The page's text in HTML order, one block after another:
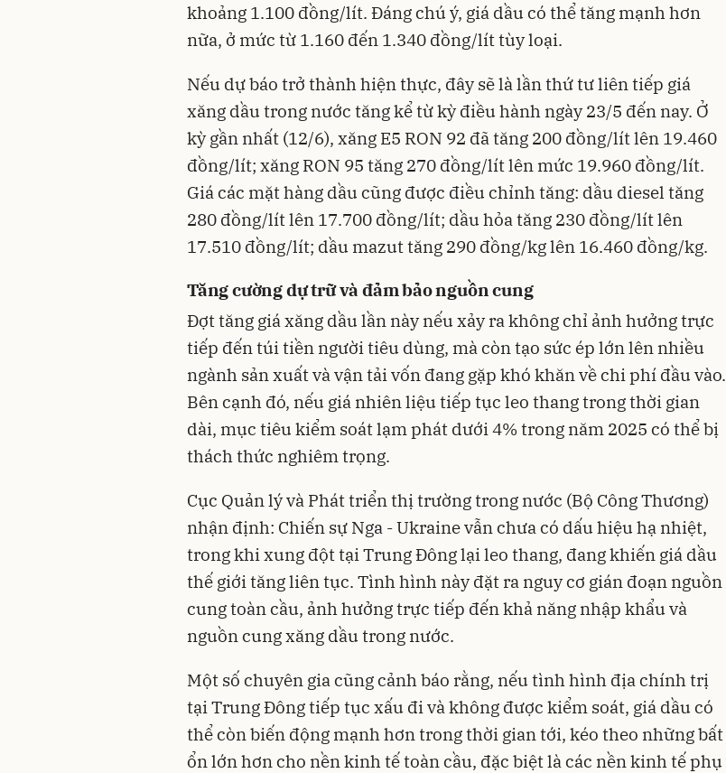
khoảng 1.100 đồng/lít. Đáng chú ý, giá dầu có thể tăng mạnh hơn
nữa, ở mức từ 1.160 đến 1.340 đồng/lít tùy loại.
Nếu dự báo trở thành hiện thực, đây sẽ là lần thứ tư liên tiếp giá
xăng dầu trong nước tăng kể từ kỳ điều hành ngày 23/5 đến nay. Ở
kỳ gần nhất (12/6), xăng E5 RON 92 đã tăng 200 đồng/lít lên 19.460
đồng/lít; xăng RON 95 tăng 270 đồng/lít lên mức 19.960 đồng/lít.
Giá các mặt hàng dầu cũng được điều chỉnh tăng: dầu diesel tăng
280 đồng/lít lên 17.700 đồng/lít; dầu hỏa tăng 230 đồng/lít lên
17.510 đồng/lít; dầu mazut tăng 290 đồng/kg lên 16.460 đồng/kg.
Tăng cường dự trữ và đảm bảo nguồn cung
Đợt tăng giá xăng dầu lần này nếu xảy ra không chỉ ảnh hưởng trực
tiếp đến túi tiền người tiêu dùng, mà còn tạo sức ép lớn lên nhiều
ngành sản xuất và vận tải vốn đang gặp khó khăn về chi phí đầu vào.
Bên cạnh đó, nếu giá nhiên liệu tiếp tục leo thang trong thời gian
dài, mục tiêu kiểm soát lạm phát dưới 4% trong năm 2025 có thể bị
thách thức nghiêm trọng.
Cục Quản lý và Phát triển thị trường trong nước (Bộ Công Thương)
nhận định: Chiến sự Nga - Ukraine vẫn chưa có dấu hiệu hạ nhiệt,
trong khi xung đột tại Trung Đông lại leo thang, đang khiến giá dầu
thế giới tăng liên tục. Tình hình này đặt ra nguy cơ gián đoạn nguồn
cung toàn cầu, ảnh hưởng trực tiếp đến khả năng nhập khẩu và
nguồn cung xăng dầu trong nước.
Một số chuyên gia cũng cảnh báo rằng, nếu tình hình địa chính trị
tại Trung Đông tiếp tục xấu đi và không được kiểm soát, giá dầu có
thể còn biến động mạnh hơn trong thời gian tới, kéo theo những bất
ổn lớn hơn cho nền kinh tế toàn cầu, đặc biệt là các nền kinh tế phụ